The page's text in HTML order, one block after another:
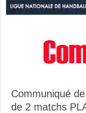
Communiqué
de 2 matchs